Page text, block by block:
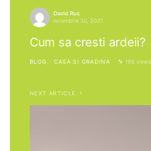
David Rus
noiembrie 30, 2021
Cum sa cresti ardeii?
BLOG CASA SI GRADINA 198 views
NEXT ARTICLE